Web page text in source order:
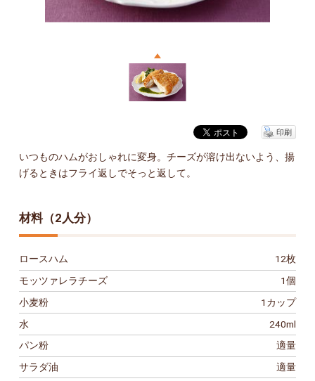
印刷
いつものハムがおしゃれに変身。チーズが溶け出ないよう、揚
げるときはフライ返しでそっと返して。
材料（2人分）
ロースハム
12枚
モッツァレラチーズ
1個
小麦粉
1カップ
水
240ml
パン粉
適量
サラダ油
適量